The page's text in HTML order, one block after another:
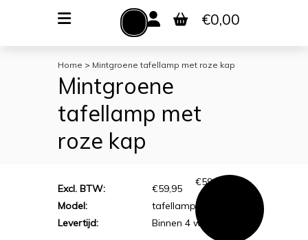
MENU
VERLICHTING
TOILETACCESSOIRES
WOONACCESSOIRES
€0,00
Zoeken
Home > Mintgroene tafellamp met roze kap
Mintgroene
tafellamp met
roze kap
€59,95
Excl. BTW:
€59,95
Model:
tafellamp mintgroen
Levertijd:
Binnen 4 werkdagen